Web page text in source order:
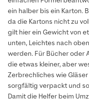
ein halber bis ein Karton.
da die Kartons nicht zu
gilt hier ein Gewicht von
unten, Leichtes nach
werden. Für Bücher oder
die etwas kleiner, aber
Zerbrechliches wie
sorgfältig verpackt und
Damit die Helfer beim